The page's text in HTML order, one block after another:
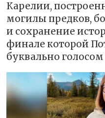
Карелии,
могилы предков,
и сохранение
финале которой
буквально голосом